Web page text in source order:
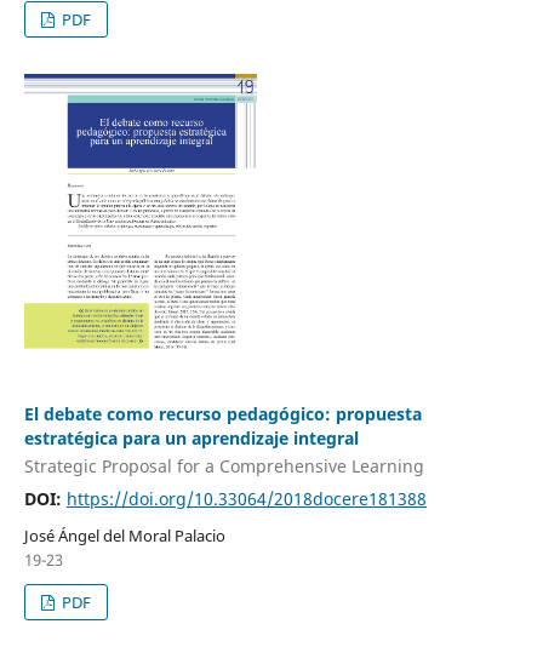
PDF
El debate como recurso pedagógico: propuesta
estratégica para un aprendizaje integral
Strategic Proposal for a Comprehensive Learning
DOI: https://doi.org/10.33064/2018docere181388
José Ángel del Moral Palacio
19-23
PDF